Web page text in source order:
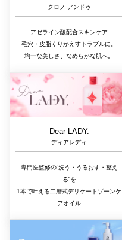
クロノ アンドゥ
アゼライン酸配合スキンケア
毛穴・皮脂くりかえすトラブルに。
均一な美しさ、なめらかな肌へ。
Dear LADY.
ディアレディ
専門医監修の“洗う・うるおす・整え
る”を
1本で叶える二層式デリケートゾーンケ
アオイル